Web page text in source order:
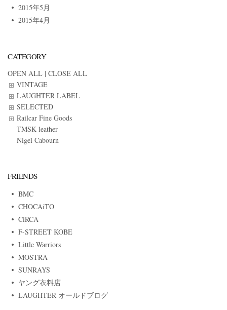
2015年5月
2015年4月
CATEGORY
OPEN ALL | CLOSE ALL
VINTAGE
LAUGHTER LABEL
SELECTED
Railcar Fine Goods
TMSK leather
Nigel Cabourn
FRIENDS
BMC
CHOCAiTO
CiRCA
F-STREET KOBE
Little Warriors
MOSTRA
SUNRAYS
ヤング衣料店
LAUGHTER オールドブログ